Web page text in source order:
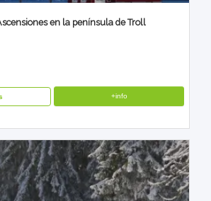
en la península de Troll
+info